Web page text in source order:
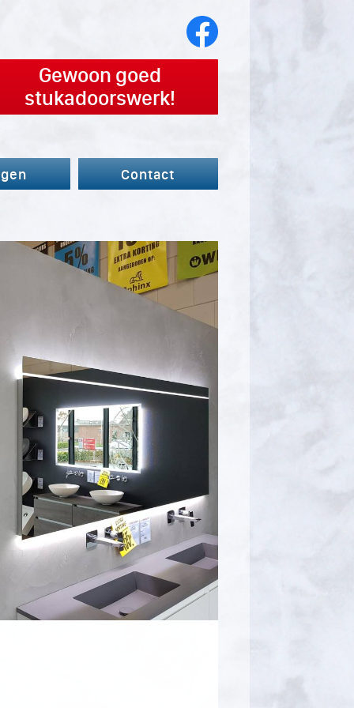
Gewoon goed
stukadoorswerk!
Contact